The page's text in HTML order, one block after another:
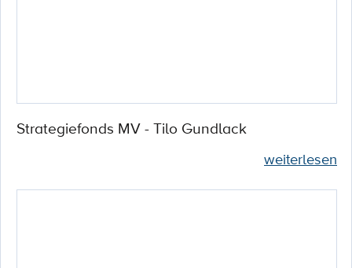
Strategiefonds MV - Tilo Gundlack
weiterlesen